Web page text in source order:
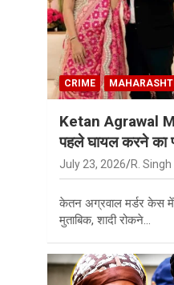
CRIME
Ketan Agrawal
पहले घायल करने का
July 23, 2026 R. Singh
केतन अग्रवाल मर्डर केस
मुताबिक, शादी रोकने…